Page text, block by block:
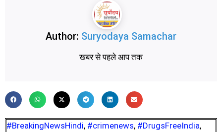
Author: Suryodaya Samachar
खबर से पहले आप तक
#BreakingNewsHindi, #crimenews, #DrugsFreeIndia,